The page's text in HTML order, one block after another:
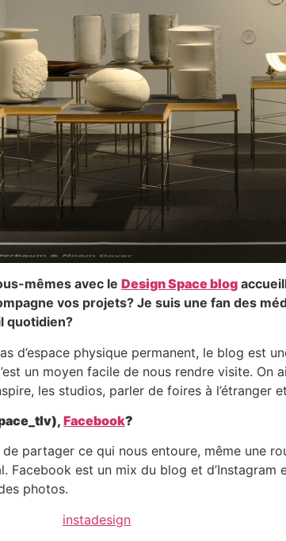
mêmes avec le Design Space blog
vos projets? Je suis une fan des
quotidien?
d’espace physique permanent, le blog
un moyen facile de nous rendre visite.
les studios, parler de foires à l’étranger
Facebook?
partager ce qui nous entoure, même une
Facebook est un mix du blog et
photos.